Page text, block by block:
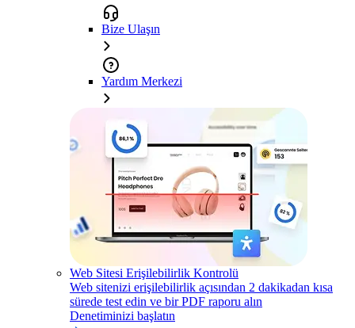
Bize Ulaşın
Yardım Merkezi
Web Sitesi Erişilebilirlik Kontrolü
Web sitenizi erişilebilirlik açısından 2 dakikadan kısa
sürede test edin ve bir PDF raporu alın
Denetiminizi başlatın